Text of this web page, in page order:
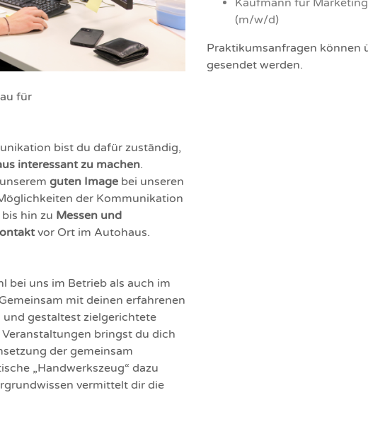
für
bist du dafür zuständig,
interessant zu machen.
guten Image bei unseren
der Kommunikation
bis hin zu Messen und
vor Ort im Autohaus.
bei uns im Betrieb als auch im
mit deinen erfahrenen
gestaltest zielgerichtete
bringst du dich
der gemeinsam
„Handwerkszeug“ dazu
vermittelt dir die
Kaufmann für
(m/w/d)
Praktikumsanfragen können
gesendet werden.